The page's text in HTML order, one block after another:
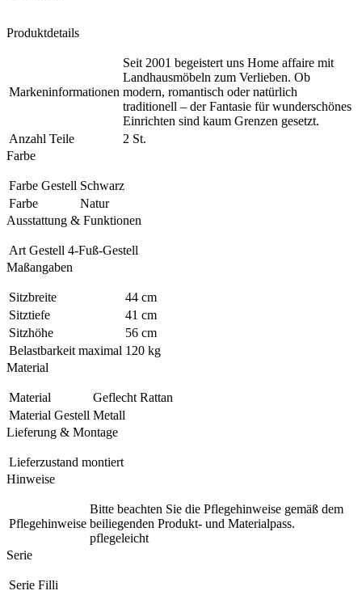
Produktdetails
Markeninformationen
Seit 2001 begeistert uns Home affaire mit
Landhausmöbeln zum Verlieben. Ob
modern, romantisch oder natürlich
traditionell – der Fantasie für wunderschönes
Einrichten sind kaum Grenzen gesetzt.
Anzahl Teile
2 St.
Farbe
Farbe Gestell Schwarz
Farbe
Natur
Ausstattung & Funktionen
Art Gestell 4-Fuß-Gestell
Maßangaben
Sitzbreite
44 cm
Sitztiefe
41 cm
Sitzhöhe
56 cm
Belastbarkeit maximal 120 kg
Material
Material
Geflecht Rattan
Material Gestell Metall
Lieferung & Montage
Lieferzustand montiert
Hinweise
Pflegehinweise
Bitte beachten Sie die Pflegehinweise gemäß dem
beiliegenden Produkt- und Materialpass.
pflegeleicht
Serie
Serie Filli